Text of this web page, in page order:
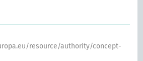
resource/authority/concept-